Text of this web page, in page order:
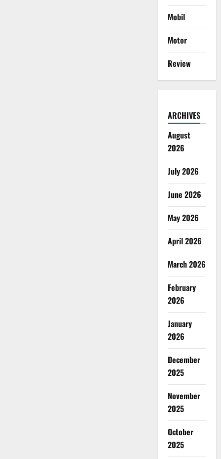
Mobil
Motor
Review
ARCHIVES
August
2026
July 2026
June 2026
May 2026
April 2026
March 2026
February
2026
January
2026
December
2025
November
2025
October
2025